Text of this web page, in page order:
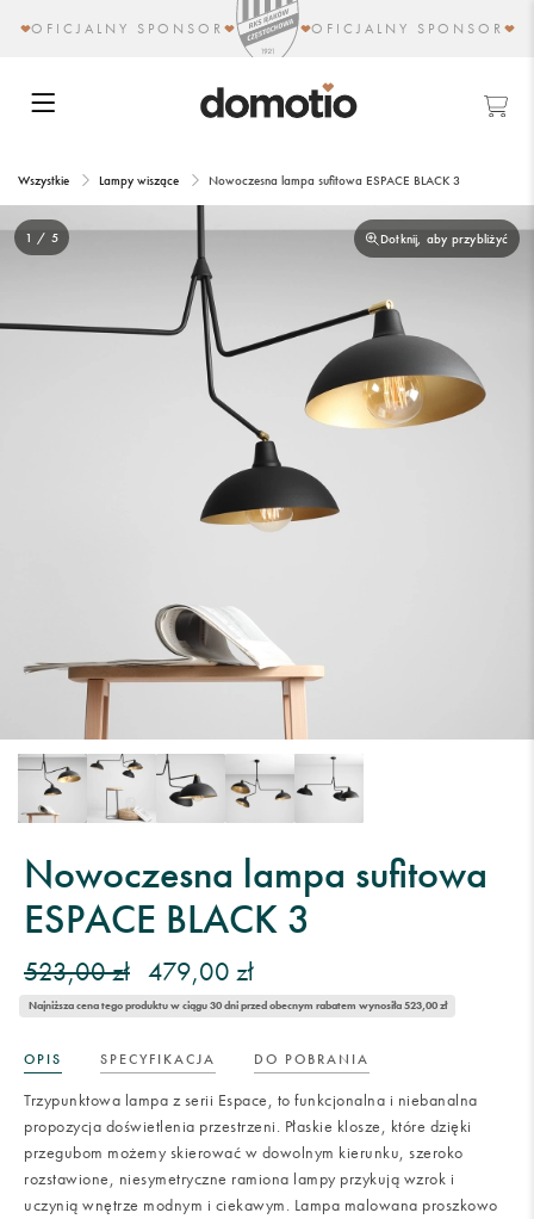
OFICJALNY SPONSOR OFICJALNY SPONSOR
Wszystkie Lampy wiszące Nowoczesna lampa sufitowa ESPACE BLACK 3
Dotknij, aby przybliżyć
1 / 5
Nowoczesna lampa sufitowa
ESPACE BLACK 3
523,00 zł 479,00 zł
Najniższa cena tego produktu w ciągu 30 dni przed obecnym rabatem wynosiła 523,00 zł
OPIS SPECYFIKACJA DO POBRANIA
Trzypunktowa lampa z serii Espace, to funkcjonalna i niebanalna
propozycja doświetlenia przestrzeni. Płaskie klosze, które dzięki
przegubom możemy skierować w dowolnym kierunku, szeroko
rozstawione, niesymetryczne ramiona lampy przykują wzrok i
uczynią wnętrze modnym i ciekawym. Lampa malowana proszkowo